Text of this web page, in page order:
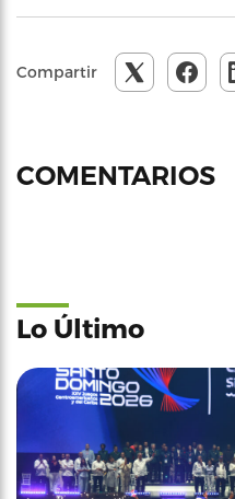
Compartir
COMENTARIOS
Lo Último